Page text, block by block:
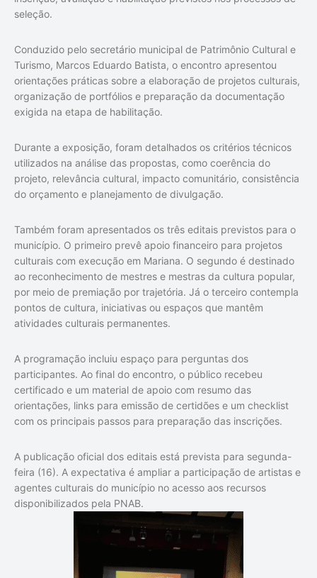
seleção.
Conduzido pelo secretário municipal de Patrimônio Cultural e
Turismo, Marcos Eduardo Batista, o encontro apresentou
orientações práticas sobre a elaboração de projetos culturais,
organização de portfólios e preparação da documentação
exigida na etapa de habilitação.
Durante a exposição, foram detalhados os critérios técnicos
utilizados na análise das propostas, como coerência do
projeto, relevância cultural, impacto comunitário, consistência
do orçamento e planejamento de divulgação.
Também foram apresentados os três editais previstos para o
município. O primeiro prevê apoio financeiro para projetos
culturais com execução em Mariana. O segundo é destinado
ao reconhecimento de mestres e mestras da cultura popular,
por meio de premiação por trajetória. Já o terceiro contempla
pontos de cultura, iniciativas ou espaços que mantêm
atividades culturais permanentes.
A programação incluiu espaço para perguntas dos
participantes. Ao final do encontro, o público recebeu
certificado e um material de apoio com resumo das
orientações, links para emissão de certidões e um checklist
com os principais passos para preparação das inscrições.
A publicação oficial dos editais está prevista para segunda-
feira (16). A expectativa é ampliar a participação de artistas e
agentes culturais do município no acesso aos recursos
disponibilizados pela PNAB.